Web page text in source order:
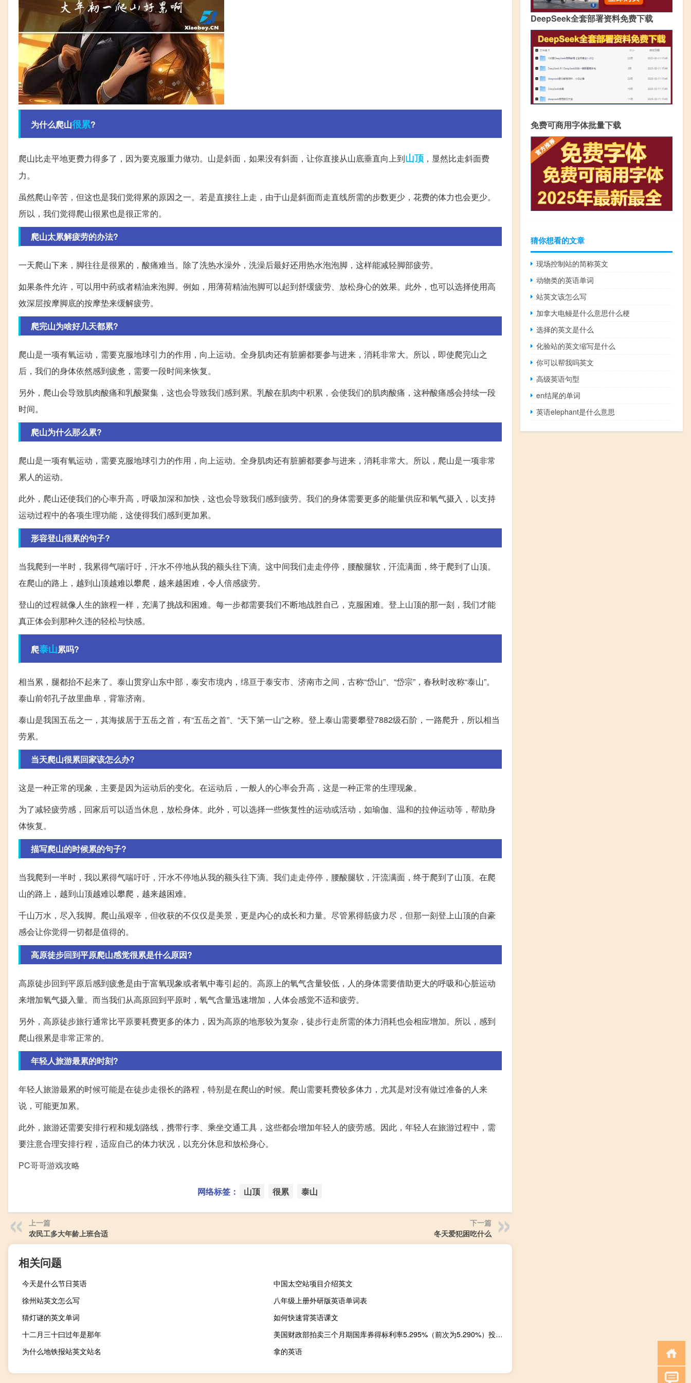
为什么爬山很累?
爬山比走平地更费力得多了，因为要克服重力做功。山是斜面，如果没有斜面，让你直接从山底垂直向上到山顶 ，显然比走斜面费
力。
虽然爬山辛苦，但这也是我们觉得累的原因之一。若是直接往上走，由于山是斜面而走直线所需的步数更少，花费的体力也会更少。
所以，我们觉得爬山很累也是很正常的。
爬山太累解疲劳的办法?
一天爬山下来，脚往往是很累的，酸痛难当。除了洗热水澡外，洗澡后最好还用热水泡泡脚，这样能减轻脚部疲劳。
如果条件允许，可以用中药或者精油来泡脚。例如，用薄荷精油泡脚可以起到舒缓疲劳、放松身心的效果。此外，也可以选择使用高
效深层按摩脚底的按摩垫来缓解疲劳。
爬完山为啥好几天都累?
爬山是一项有氧运动，需要克服地球引力的作用，向上运动。全身肌肉还有脏腑都要参与进来，消耗非常大。所以，即使爬完山之
后，我们的身体依然感到疲惫，需要一段时间来恢复。
另外，爬山会导致肌肉酸痛和乳酸聚集，这也会导致我们感到累。乳酸在肌肉中积累，会使我们的肌肉酸痛，这种酸痛感会持续一段
时间。
爬山为什么那么累?
爬山是一项有氧运动，需要克服地球引力的作用，向上运动。全身肌肉还有脏腑都要参与进来，消耗非常大。所以，爬山是一项非常
累人的运动。
此外，爬山还使我们的心率升高，呼吸加深和加快，这也会导致我们感到疲劳。我们的身体需要更多的能量供应和氧气摄入，以支持
运动过程中的各项生理功能，这使得我们感到更加累。
形容登山很累的句子?
当我爬到一半时，我累得气喘吁吁，汗水不停地从我的额头往下滴。这中间我们走走停停，腰酸腿软，汗流满面，终于爬到了山顶。
在爬山的路上，越到山顶越难以攀爬，越来越困难，令人倍感疲劳。
登山的过程就像人生的旅程一样，充满了挑战和困难。每一步都需要我们不断地战胜自己，克服困难。登上山顶的那一刻，我们才能
真正体会到那种久违的轻松与快感。
爬泰山累吗?
相当累，腿都抬不起来了。泰山贯穿山东中部，泰安市境内，绵亘于泰安市、济南市之间，古称“岱山”、“岱宗”，春秋时改称“泰山”。
泰山前邻孔子故里曲阜，背靠济南。
泰山是我国五岳之一，其海拔居于五岳之首，有“五岳之首”、“天下第一山”之称。登上泰山需要攀登7882级石阶，一路爬升，所以相当
劳累。
当天爬山很累回家该怎么办?
这是一种正常的现象，主要是因为运动后的变化。在运动后，一般人的心率会升高，这是一种正常的生理现象。
为了减轻疲劳感，回家后可以适当休息，放松身体。此外，可以选择一些恢复性的运动或活动，如瑜伽、温和的拉伸运动等，帮助身
体恢复。
描写爬山的时候累的句子?
当我爬到一半时，我以累得气喘吁吁，汗水不停地从我的额头往下滴。我们走走停停，腰酸腿软，汗流满面，终于爬到了山顶。在爬
山的路上，越到山顶越难以攀爬，越来越困难。
千山万水，尽入我脚。爬山虽艰辛，但收获的不仅仅是美景，更是内心的成长和力量。尽管累得筋疲力尽，但那一刻登上山顶的自豪
感会让你觉得一切都是值得的。
高原徒步回到平原爬山感觉很累是什么原因?
高原徒步回到平原后感到疲惫是由于富氧现象或者氧中毒引起的。高原上的氧气含量较低，人的身体需要借助更大的呼吸和心脏运动
来增加氧气摄入量。而当我们从高原回到平原时，氧气含量迅速增加，人体会感觉不适和疲劳。
另外，高原徒步旅行通常比平原要耗费更多的体力，因为高原的地形较为复杂，徒步行走所需的体力消耗也会相应增加。所以，感到
爬山很累是非常正常的。
年轻人旅游最累的时刻?
年轻人旅游最累的时候可能是在徒步走很长的路程，特别是在爬山的时候。爬山需要耗费较多体力，尤其是对没有做过准备的人来
说，可能更加累。
此外，旅游还需要安排行程和规划路线，携带行李、乘坐交通工具，这些都会增加年轻人的疲劳感。因此，年轻人在旅游过程中，需
要注意合理安排行程，适应自己的体力状况，以充分休息和放松身心。
PC哥哥游戏攻略
网络标签： 山顶 很累 泰山
上一篇
农民工多大年龄上班合适
下一篇
冬天爱犯困吃什么
相关问题
今天是什么节日英语
中国太空站项目介绍英文
徐州站英文怎么写
八年级上册外研版英语单词表
猜灯谜的英文单词
如何快速背英语课文
十二月三十曰过年是那年
美国财政部拍卖三个月期国库券得标利率5.295%（前次为5.290%）投标倍数3.12（前次为2.83）拍卖六个月期国库券得标利率5.290%（前次为5.265%）投标倍数2.78（前次为2.92）
为什么地铁报站英文站名
拿的英语
DeepSeek全套部署资料免费下载
免费可商用字体批量下载
猜你想看的文章
现场控制站的简称英文
动物类的英语单词
站英文该怎么写
加拿大电鳗是什么意思什么梗
选择的英文是什么
化验站的英文缩写是什么
你可以帮我吗英文
高级英语句型
en结尾的单词
英语elephant是什么意思